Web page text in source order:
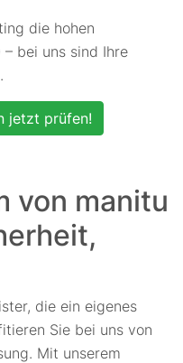
die hohen
bei uns sind Ihre
jetzt prüfen!
von manitu
die ein eigenes
Sie bei uns von
Mit unserem